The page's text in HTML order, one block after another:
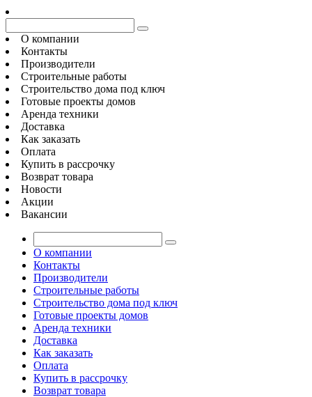
О компании
Контакты
Производители
Строительные работы
Строительство дома под ключ
Готовые проекты домов
Аренда техники
Доставка
Как заказать
Оплата
Купить в рассрочку
Возврат товара
Новости
Акции
Вакансии
О компании
Контакты
Производители
Строительные работы
Строительство дома под ключ
Готовые проекты домов
Аренда техники
Доставка
Как заказать
Оплата
Купить в рассрочку
Возврат товара